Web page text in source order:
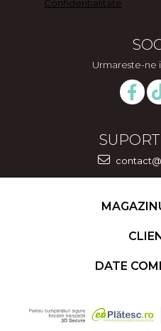
Confidentialitate
Urmareste-ne
DATE